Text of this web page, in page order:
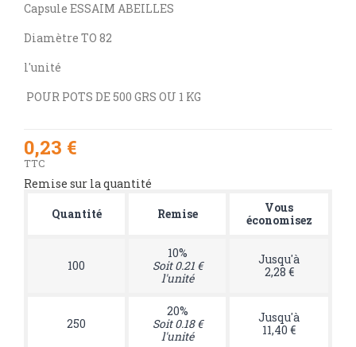
Capsule ESSAIM ABEILLES
Diamètre TO 82
l'unité
POUR POTS DE 500 GRS OU 1 KG
0,23 €
TTC
Remise sur la quantité
Quantité
Remise
Vous
économisez
100
10%
Soit 0.21 €
l'unité
Jusqu'à
2,28 €
250
20%
Soit 0.18 €
l'unité
Jusqu'à
11,40 €